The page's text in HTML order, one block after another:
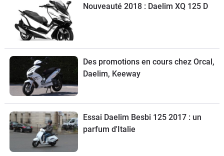
Nouveauté 2018 : Daelim XQ 125 D
Des promotions en cours chez Orcal,
Daelim, Keeway
Essai Daelim Besbi 125 2017 : un
parfum d'Italie